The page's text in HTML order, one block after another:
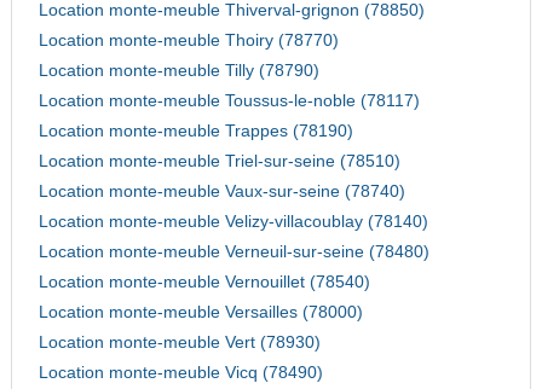
Location monte-meuble Thiverval-grignon (78850)
Location monte-meuble Thoiry (78770)
Location monte-meuble Tilly (78790)
Location monte-meuble Toussus-le-noble (78117)
Location monte-meuble Trappes (78190)
Location monte-meuble Triel-sur-seine (78510)
Location monte-meuble Vaux-sur-seine (78740)
Location monte-meuble Velizy-villacoublay (78140)
Location monte-meuble Verneuil-sur-seine (78480)
Location monte-meuble Vernouillet (78540)
Location monte-meuble Versailles (78000)
Location monte-meuble Vert (78930)
Location monte-meuble Vicq (78490)